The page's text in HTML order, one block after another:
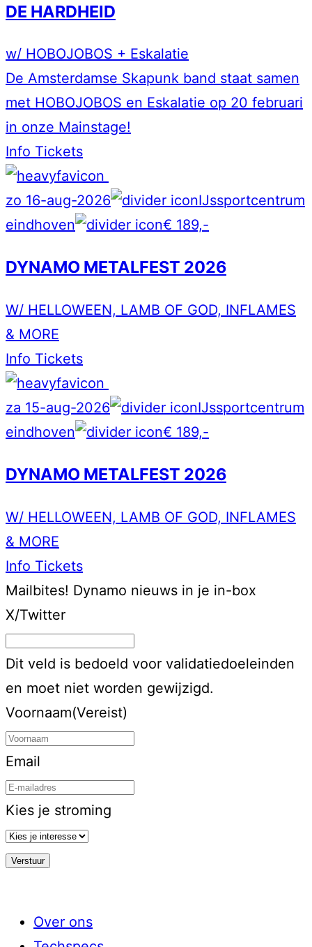
DE HARDHEID
w/ HOBOJOBOS + Eskalatie
De Amsterdamse Skapunk band staat samen
met HOBOJOBOS en Eskalatie op 20 februari
in onze Mainstage!
Info Tickets
zo 16-aug-2026
IJssportcentrum
eindhoven
€ 189,-
DYNAMO METALFEST 2026
W/ HELLOWEEN, LAMB OF GOD, INFLAMES
& MORE
Info Tickets
za 15-aug-2026
IJssportcentrum
eindhoven
€ 189,-
DYNAMO METALFEST 2026
W/ HELLOWEEN, LAMB OF GOD, INFLAMES
& MORE
Info Tickets
Mailbites! Dynamo nieuws in je in-box
X/Twitter
Dit veld is bedoeld voor validatiedoeleinden
en moet niet worden gewijzigd.
Voornaam(Vereist)
Email
Kies je stroming
Over ons